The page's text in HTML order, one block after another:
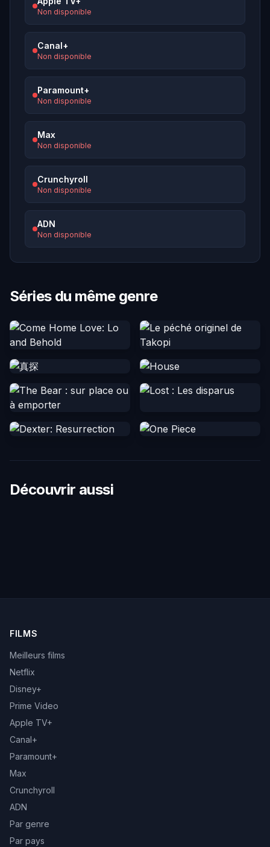
Non disponible
Canal+
Non disponible
Paramount+
Non disponible
Max
Non disponible
Crunchyroll
Non disponible
ADN
Non disponible
Séries du même genre
Découvrir aussi
FILMS
Meilleurs films
Netflix
Disney+
Prime Video
Apple TV+
Canal+
Paramount+
Max
Crunchyroll
ADN
Par genre
Par pays